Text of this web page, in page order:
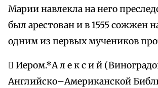
Марии навлекла на него
был арестован и в 1555 сожжен
одним из первых мучеников
 Иером.*A л е к с и й
Английско–Американской